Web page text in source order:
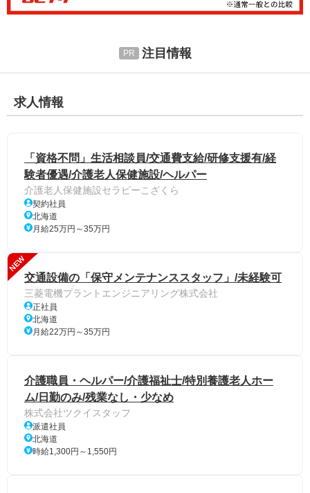
注目情報
求人情報
「資格不問」生活相談員/交通費支給/研修支援有/経
験者優遇/介護老人保健施設/ヘルパー
介護老人保健施設セラピーこざくら
契約社員
北海道
月給25万円～35万円
NEW
交通設備の「保守メンテナンススタッフ」/未経験可
三菱電機プラントエンジニアリング株式会社
正社員
北海道
月給22万円～35万円
介護職員・ヘルパー/介護福祉士/特別養護老人ホー
ム/日勤のみ/残業なし・少なめ
株式会社ツクイスタッフ
派遣社員
北海道
時給1,300円～1,550円